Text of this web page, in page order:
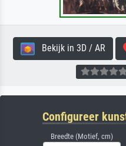
Bekijk in 3D / AR
Configureer
Breedte (Motief, cm)